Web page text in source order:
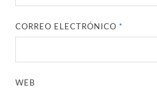
CORREO ELECTRÓNICO*
WEB